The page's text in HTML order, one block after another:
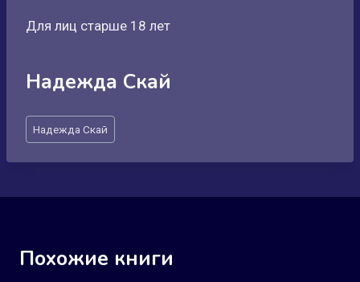
Для лиц старше 18 лет
Надежда Скай
Метки
записи:
Надежда Скай
Похожие книги